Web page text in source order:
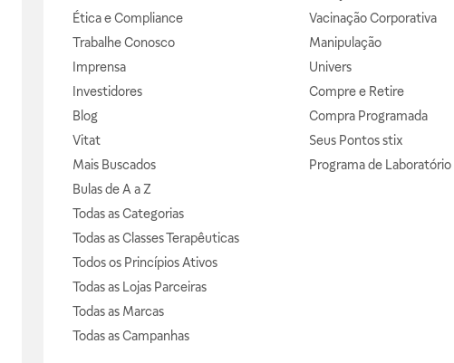
Ética e Compliance
Trabalhe Conosco
Imprensa
Investidores
Blog
Vitat
Mais Buscados
Bulas de A a Z
Todas as Categorias
Todas as Classes Terapêuticas
Todos os Princípios Ativos
Todas as Lojas Parceiras
Todas as Marcas
Todas as Campanhas
Vacinação Corporativa
Manipulação
Univers
Compre e Retire
Compra Programada
Seus Pontos stix
Programa de Laboratório